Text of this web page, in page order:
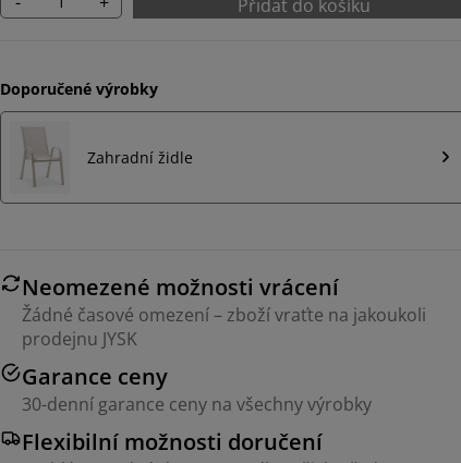
Přidat do košíku
Doporučené výrobky
Zahradní židle
Neomezené možnosti vrácení
Žádné časové omezení – zboží vraťte na jakoukoli
prodejnu JYSK
Garance ceny
30-denní garance ceny na všechny výrobky
Flexibilní možnosti doručení